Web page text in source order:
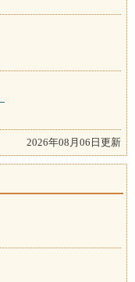
2026年08月06日更新